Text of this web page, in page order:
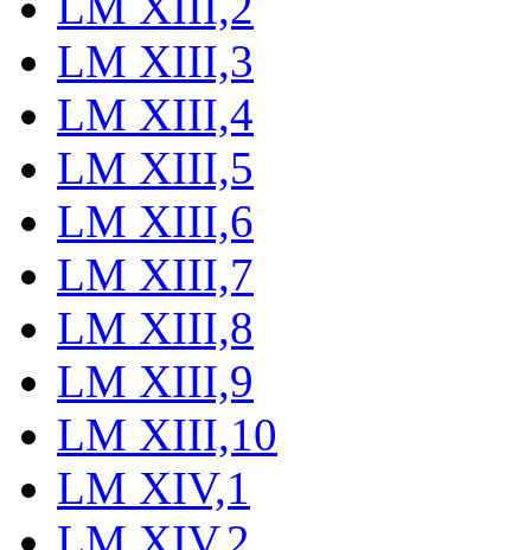
LM XIII,3
LM XIII,4
LM XIII,5
LM XIII,6
LM XIII,7
LM XIII,8
LM XIII,9
LM XIII,10
LM XIV,1